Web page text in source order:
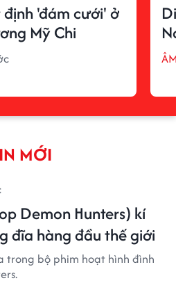
'đám cưới' ở
Mỹ Chi
MỚI
Demon Hunters) kí
đĩa hàng đầu thế giới
trong bộ phim hoạt hình đình